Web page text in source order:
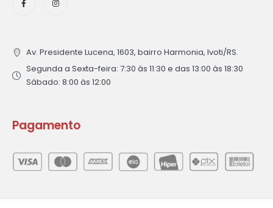
Av. Presidente Lucena, 1603, bairro Harmonia, Ivoti/RS.
Segunda a Sexta-feira: 7:30 às 11:30 e das 13:00 às 18:30
Sábado: 8:00 às 12:00
Pagamento